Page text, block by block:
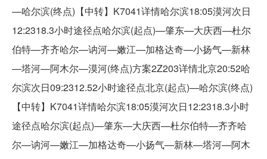
—哈尔滨(终点)【中转】K7041详情哈尔滨18:05漠河次日
12:2318.3小时途径点哈尔滨(起点)—肇东—大庆西—杜尔
伯特—齐齐哈尔—讷河—嫩江—加格达奇—小扬气—新林
—塔河—阿木尔—漠河(终点)方案2Z203详情北京20:52哈
尔滨次日09:2312.52小时途径点北京(起点)—哈尔滨(终点)
【中转】K7041详情哈尔滨18:05漠河次日12:2318.3小时
途径点哈尔滨(起点)—肇东—大庆西—杜尔伯特—齐齐哈
尔—讷河—嫩江—加格达奇—小扬气—新林—塔河—阿木